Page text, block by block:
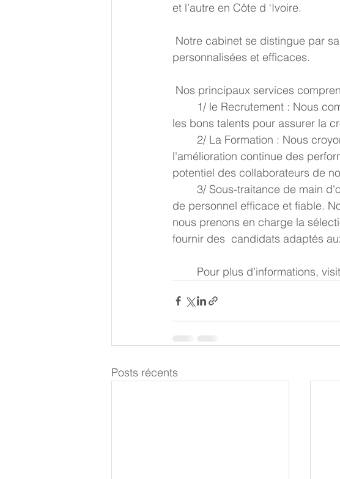
et l’autre en Côte d ‘Ivoire.
personnalisées et efficaces.
Nos principaux services
les bons talents pour assurer la
l'amélioration continue des
potentiel des collaborateurs de
de personnel efficace et fiable.
nous prenons en charge la
fournir des  candidats adaptés
Pour plus d’informations,
Posts récents